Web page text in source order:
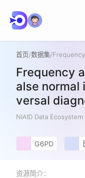
首页/数据集/
Frequency
alse normal
versal
NIAID Data Ecosystem
G6PD
资源简介：